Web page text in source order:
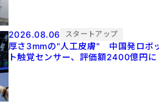
2026.08.06 スタートアップ
厚さ3mmの"人工皮膚" 中国発ロボ
ト触覚センサー、評価額2400億円に